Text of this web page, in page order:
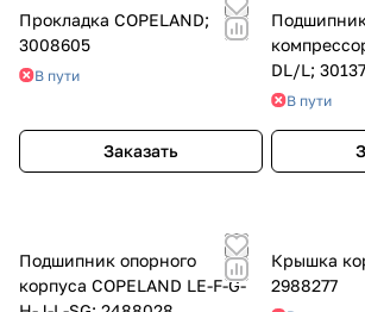
Прокладка COPELAND;
3008605
В пути
Заказать
DL/L;
В пути
Подшипник опорного
корпуса COPELAND LE-F-G-
Крышка
2988277